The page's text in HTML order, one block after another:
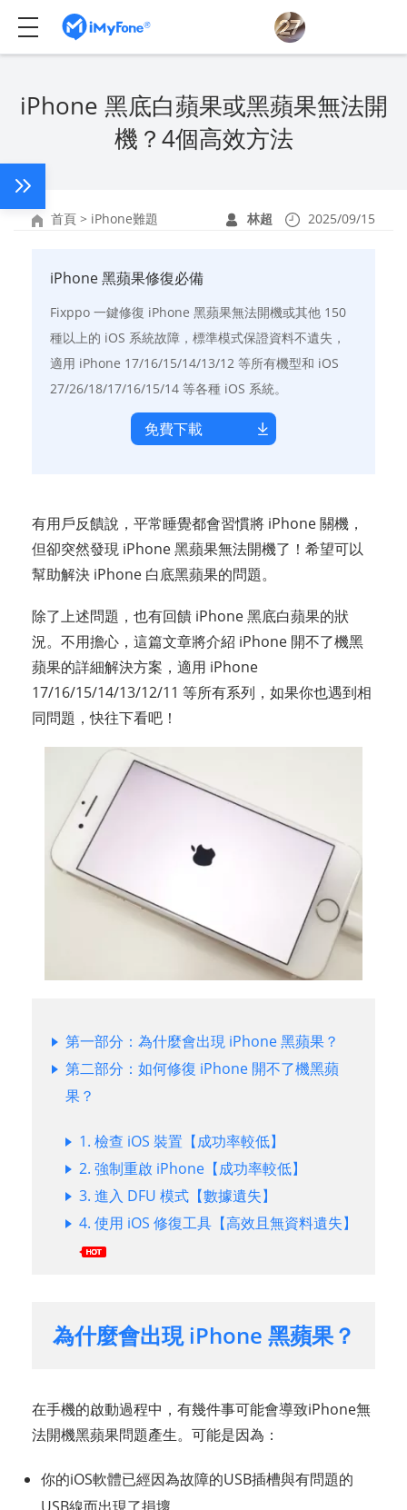
iPhone 黑底白蘋果或黑蘋果無法開
機？4個高效方法
首頁 > iPhone難題 林超 2025/09/15
iPhone 黑蘋果修復必備
Fixppo 一鍵修復 iPhone 黑蘋果無法開機或其他 150
種以上的 iOS 系統故障，標準模式保證資料不遺失，
適用 iPhone 17/16/15/14/13/12 等所有機型和 iOS
27/26/18/17/16/15/14 等各種 iOS 系統。
免費下載
有用戶反饋說，平常睡覺都會習慣將 iPhone 關機，
但卻突然發現 iPhone 黑蘋果無法開機了！希望可以
幫助解決 iPhone 白底黑蘋果的問題。
除了上述問題，也有回饋 iPhone 黑底白蘋果的狀
況。不用擔心，這篇文章將介紹 iPhone 開不了機黑
蘋果的詳細解決方案，適用 iPhone
17/16/15/14/13/12/11 等所有系列，如果你也遇到相
同問題，快往下看吧！
第一部分：為什麼會出現 iPhone 黑蘋果？
第二部分：如何修復 iPhone 開不了機黑蘋
果？
1. 檢查 iOS 裝置【成功率較低】
2. 強制重啟 iPhone【成功率較低】
3. 進入 DFU 模式【數據遺失】
4. 使用 iOS 修復工具【高效且無資料遺失】
為什麼會出現 iPhone 黑蘋果？
在手機的啟動過程中，有幾件事可能會導致iPhone無
法開機黑蘋果問題產生。可能是因為：
你的iOS軟體已經因為故障的USB插槽與有問題的